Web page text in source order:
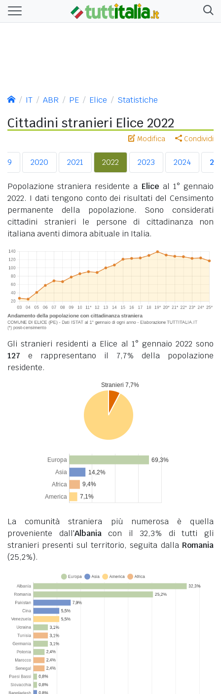
IT ABR PE Elice Statistiche
Cittadini stranieri Elice 2022
Modifica Condividi
2020 2021 2022 2023 2024
Popolazione straniera residente a Elice al 1° gennaio
2022. I dati tengono conto dei risultati del Censimento
permanente della popolazione. Sono considerati
cittadini stranieri le persone di cittadinanza non
italiana aventi dimora abituale in Italia.
Gli stranieri residenti a Elice al 1° gennaio 2022 sono
127 e rappresentano il 7,7% della popolazione
residente.
La comunità straniera più numerosa è quella
proveniente dall'Albaniacon il 32,3% di tutti gli
stranieri presenti sul territorio, seguita dalla Romania
(25,2%).